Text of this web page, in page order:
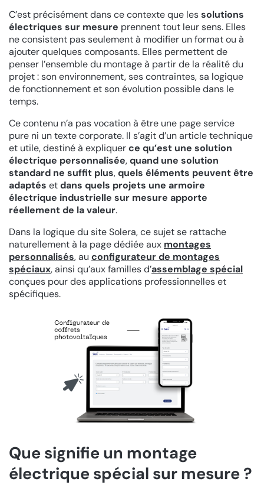
C’est précisément dans ce contexte que lessolutions
électriques sur mesure prennent tout leur sens. Elles
ne consistent pas seulement à modifier un format ou à
ajouter quelques composants. Elles permettent de
penser l’ensemble du montage à partir de la réalité du
projet : son environnement, ses contraintes, sa logique
de fonctionnement et son évolution possible dans le
temps.
Ce contenu n’a pas vocation à être une page service
pure ni un texte corporate. Il s’agit d’un article technique
et utile, destiné à expliquerce qu’est une solution
électrique personnalisée,quand une solution
standard ne suffit plus,quels éléments peuvent être
adaptés etdans quels projets une armoire
électrique industrielle sur mesure apporte
réellement de la valeur.
Dans la logique du site Solera, ce sujet se rattache
naturellement à la page dédiée aux montages
personnalisés, au configurateur de montages
spéciaux, ainsi qu’aux familles d’assemblage spécial
conçues pour des applications professionnelles et
spécifiques.
Que signifie un montage
électrique spécial sur mesure ?